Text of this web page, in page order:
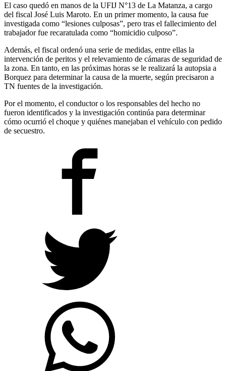
El caso quedó en manos de la UFIJ N°13 de La Matanza, a cargo
del fiscal José Luis Maroto. En un primer momento, la causa fue
investigada como “lesiones culposas”, pero tras el fallecimiento del
trabajador fue recaratulada como “homicidio culposo”.
Además, el fiscal ordenó una serie de medidas, entre ellas la
intervención de peritos y el relevamiento de cámaras de seguridad de
la zona. En tanto, en las próximas horas se le realizará la autopsia a
Borquez para determinar la causa de la muerte, según precisaron a
TN fuentes de la investigación.
Por el momento, el conductor o los responsables del hecho no
fueron identificados y la investigación continúa para determinar
cómo ocurrió el choque y quiénes manejaban el vehículo con pedido
de secuestro.